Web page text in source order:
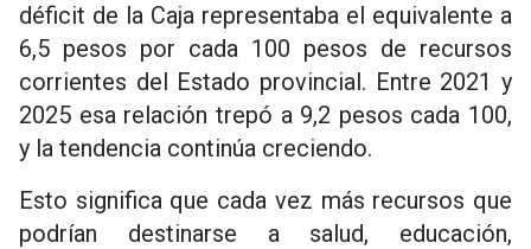
déficit de la Caja representaba el equivalente a
6,5 pesos por cada 100 pesos de recursos
corrientes del Estado provincial. Entre 2021 y
2025 esa relación trepó a 9,2 pesos cada 100,
y la tendencia continúa creciendo.
Esto significa que cada vez más recursos que
podrían destinarse a salud, educación,